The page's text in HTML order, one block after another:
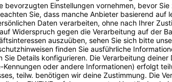
immer up-to-date mit dem Digital Bash –
für deinen Social-Media-Redaktionsplan –